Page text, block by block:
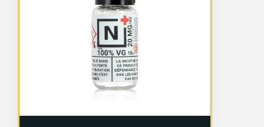
prix :
8,99 €
à
9,29 €